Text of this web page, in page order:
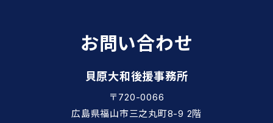
お問い合わせ
貝原大和後援事務所
〒720-0066
広島県福山市三之丸町8-9 2階